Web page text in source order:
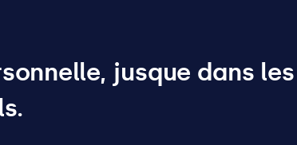
jusque dans les